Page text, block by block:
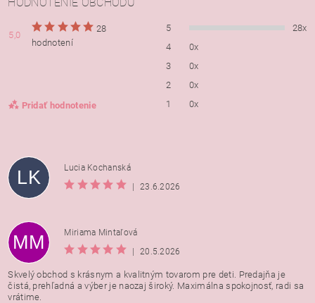
5,0
28
hodnotení
Pridať hodnotenie
5
28x
4
0x
3
0x
2
0x
1
0x
LK
Lucia Kochanská
|
23.6.2026
MM
Miriama Mintaľová
|
20.5.2026
Skvelý obchod s krásnym a kvalitným tovarom pre deti. Predajňa je
čistá, prehľadná a výber je naozaj široký. Maximálna spokojnosť, radi sa
vrátime.